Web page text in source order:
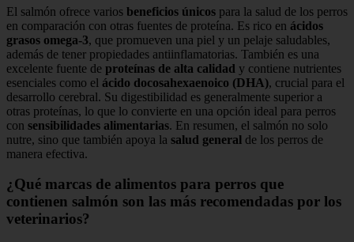
El salmón ofrece varios beneficios únicos para la salud de los perros
en comparación con otras fuentes de proteína. Es rico en ácidos
grasos omega-3, que promueven una piel y un pelaje saludables,
además de tener propiedades antiinflamatorias. También es una
excelente fuente de proteínas de alta calidad y contiene nutrientes
esenciales como el ácido docosahexaenoico (DHA), crucial para el
desarrollo cerebral. Su digestibilidad es generalmente superior a
otras proteínas, lo que lo convierte en una opción ideal para perros
con sensibilidades alimentarias. En resumen, el salmón no solo
nutre, sino que también apoya la salud general de los perros de
manera efectiva.
¿Qué marcas de alimentos para perros que
contienen salmón son las más recomendadas por los
veterinarios?